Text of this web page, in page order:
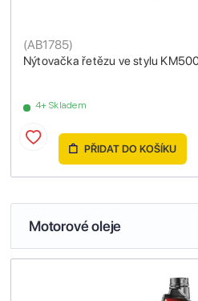
Nýtovačka řetězu ve stylu
(AB1785)
4+ Skladem
PŘIDAT DO KOŠÍKU
Motorové oleje